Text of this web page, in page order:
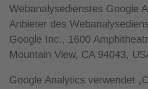
Webanalysedienstes Google
Anbieter des
Google Inc., 1600
Mountain View, CA 94043,
Google Analytics verwendet